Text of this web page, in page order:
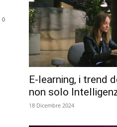
0
E-learning, i trend
non solo
18 Dicembre 2024